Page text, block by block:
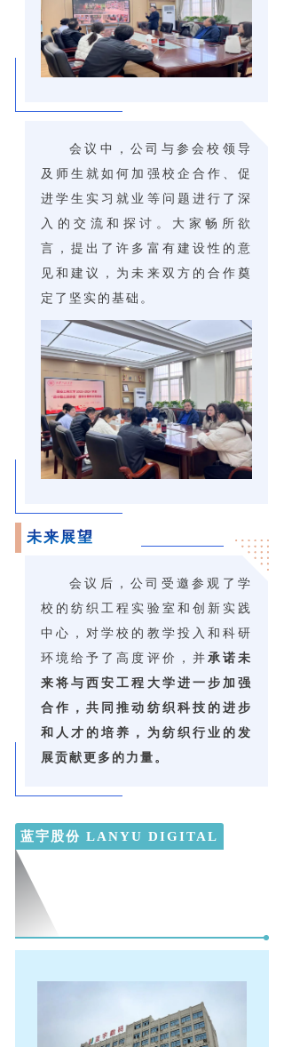
会议中，公司与参会校领导
及师生就如何加强校企合作、促
进学生实习就业等问题进行了深
入的交流和探讨。大家畅所欲
言，提出了许多富有建设性的意
见和建议，为未来双方的合作奠
定了坚实的基础。
未来展望
会议后，公司受邀参观了学
校的纺织工程实验室和创新实践
中心，对学校的教学投入和科研
环境给予了高度评价，并 承诺未
来将与西安工程大学进一步加强
合作，共同推动纺织科技的进步
和人才的培养，为纺织行业的发
展贡献更多的力量。
蓝宇股份 LANYU DIGITAL